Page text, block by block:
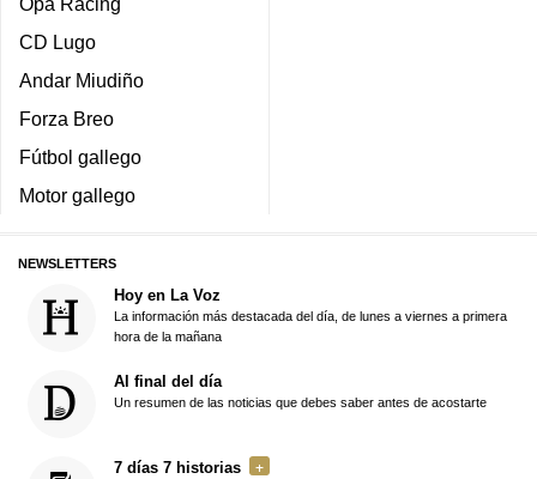
CD Lugo
Andar Miudiño
Forza Breo
Fútbol gallego
Motor gallego
NEWSLETTERS
Hoy en La Voz
La información más destacada del día, de lunes a viernes a primera
hora de la mañana
Al final del día
Un resumen de las noticias que debes saber antes de acostarte
7 días 7 historias